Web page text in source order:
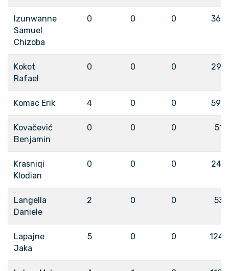
Izunwanne
Samuel
Chizoba
0 0 0 360
Kokot
Rafael
0 0 0 297
Komac Erik 4 0 0 596
Kovačević
Benjamin
0 0 0 51
Krasniqi
Klodian
0 0 0 240
Langella
Daniele
2 0 0 53
Lapajne
Jaka
5 0 0 1245